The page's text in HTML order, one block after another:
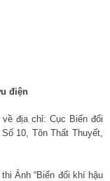
điện
địa chỉ: Cục Biến đổi
10, Tôn Thất Thuyết,
Ảnh “Biến đổi khí hậu